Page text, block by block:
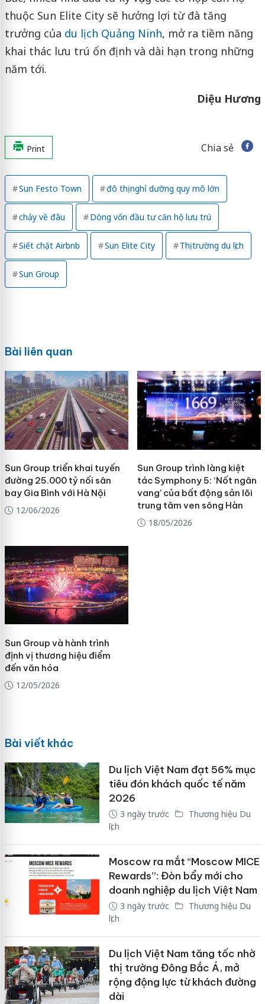
thuộc Sun Elite City sẽ hưởng lợi từ đà tăng
trưởng của du lịch Quảng Ninh, mở ra tiềm năng
khai thác lưu trú ổn định và dài hạn trong những
năm tới.
Diệu Hương
Print Chia sẻ
Sun Festo Town đô thị nghỉ dưỡng quy mô lớn
chảy về đâu Dòng vốn đầu tư căn hộ lưu trú
Siết chặt Airbnb Sun Elite City Thị trường du lịch
Sun Group
Bài liên quan
Sun Group triển khai tuyến
đường 25.000 tỷ nối sân
bay Gia Bình với Hà Nội
12/06/2026
Sun Group trình làng kiệt
tác Symphony 5: ‘Nốt ngân
vang’ của bất động sản lõi
trung tâm ven sông Hàn
18/05/2026
Sun Group và hành trình
định vị thương hiệu điểm
đến văn hóa
12/05/2026
Bài viết khác
Du lịch Việt Nam đạt 56% mục
tiêu đón khách quốc tế năm
2026
3 ngày trước
Thương hiệu Du
lịch
Moscow ra mắt “Moscow MICE
Rewards”: Đòn bẩy mới cho
doanh nghiệp du lịch Việt Nam
3 ngày trước
Thương hiệu Du
lịch
Du lịch Việt Nam tăng tốc nhờ
thị trường Đông Bắc Á, mở
rộng động lực từ khách đường
dài